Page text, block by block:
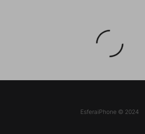
EsferaiPhone © 2024